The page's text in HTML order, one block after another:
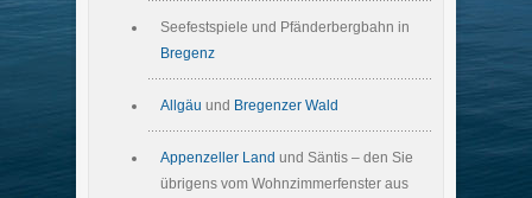
Seefestspiele und Pfänderbergbahn in
Bregenz
Allgäu und Bregenzer Wald
Appenzeller Land und Säntis – den Sie
übrigens vom Wohnzimmerfenster aus